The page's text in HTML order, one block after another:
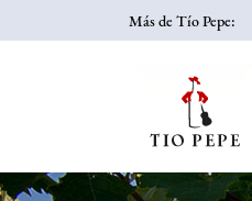
to
Más de Tío Pepe: